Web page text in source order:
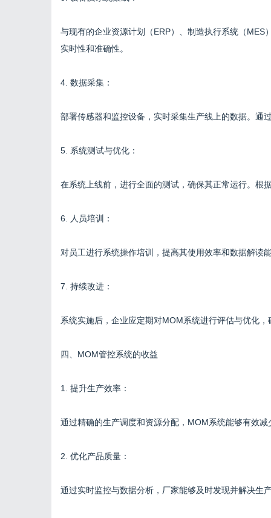
与现有的企业资源计划（ERP）、制造执行系统（
实时性和准确性。
4. 数据采集：
部署传感器和监控设备，实时采集生产线上的数据。通
5. 系统测试与优化：
在系统上线前，进行全面的测试，确保其正常运行。根
6. 人员培训：
对员工进行系统操作培训，提高其使用效率和数据解读
7. 持续改进：
系统实施后，企业应定期对MOM系统进行评估与优化
四、MOM管控系统的收益
1. 提升生产效率：
通过精确的生产调度和资源分配，MOM系统能够有效
2. 优化产品质量：
通过实时监控与数据分析，厂家能够及时发现并解决生